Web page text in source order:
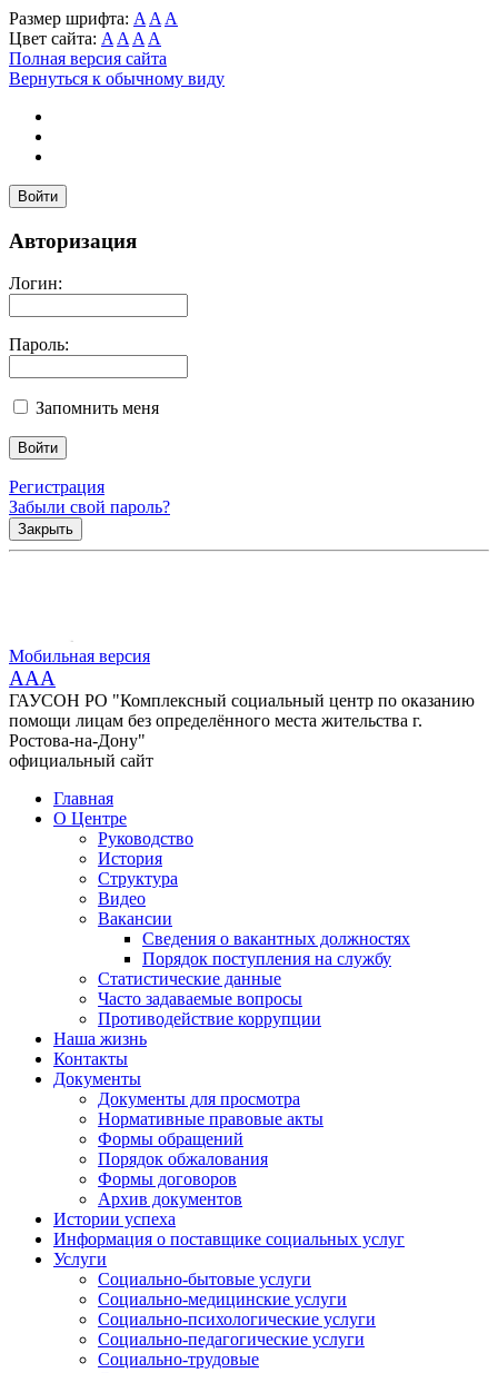
Размер шрифта: A A A
Цвет сайта: A A A A
Полная версия сайта
Вернуться к обычному виду
Войти
Авторизация
Логин:
Пароль:
Запомнить меня
Регистрация
Забыли свой пароль?
Закрыть
Мобильная версия
AAA
ГАУСОН РО "Комплексный социальный центр по оказанию
помощи лицам без определённого места жительства г.
Ростова-на-Дону"
официальный сайт
Главная
О Центре
Руководство
История
Структура
Видео
Вакансии
Сведения о вакантных должностях
Порядок поступления на службу
Статистические данные
Часто задаваемые вопросы
Противодействие коррупции
Наша жизнь
Контакты
Документы
Документы для просмотра
Нормативные правовые акты
Формы обращений
Порядок обжалования
Формы договоров
Архив документов
Истории успеха
Информация о поставщике социальных услуг
Услуги
Социально-бытовые услуги
Социально-медицинские услуги
Социально-психологические услуги
Социально-педагогические услуги
Социально-трудовые